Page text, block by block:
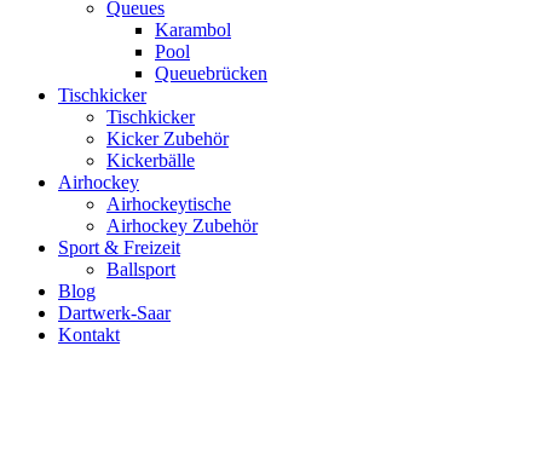
Queues
Karambol
Pool
Queuebrücken
Tischkicker
Tischkicker
Kicker Zubehör
Kickerbälle
Airhockey
Airhockeytische
Airhockey Zubehör
Sport & Freizeit
Ballsport
Blog
Dartwerk-Saar
Kontakt